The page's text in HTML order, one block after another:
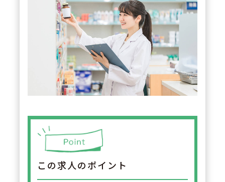
この求人のポイント